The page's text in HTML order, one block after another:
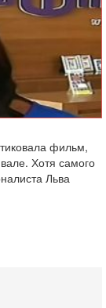
фильм,
Хотя самого
Льва